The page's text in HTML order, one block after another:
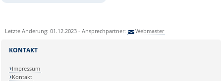
Letzte Änderung: 01.12.2023 - Ansprechpartner: Webmaster
KONTAKT
Impressum
Kontakt